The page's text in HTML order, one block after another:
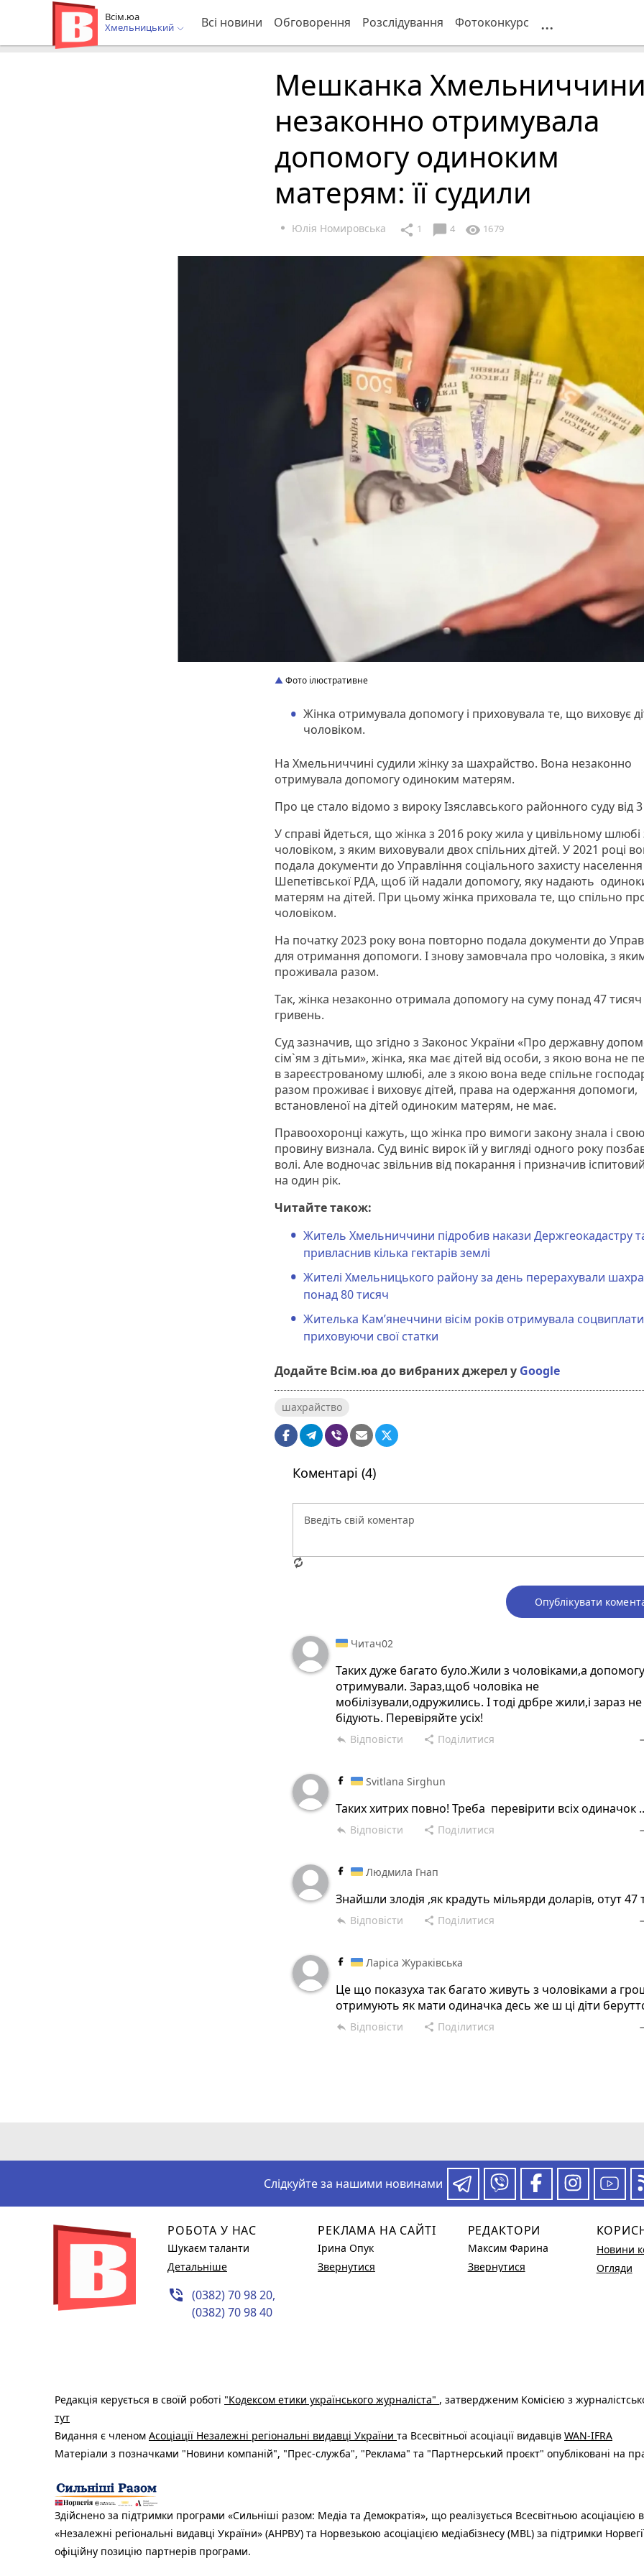
Всім.юа
Хмельницький
Всі новини Обговорення Розслідування Фотоконкурс ...
Мешканка
незаконно отримувала
допомогу одиноким
матерям: її судили
Юлія Номировська share 1 chat_bubble 4 visibility 1679
Фото ілюстративне
Жінка отримувала допомогу і приховувала те, що виховує
чоловіком.
На Хмельниччині судили жінку за шахрайство. Вона незаконно
отримувала допомогу одиноким матерям.
Про це стало відомо з вироку Ізяславського районного суду від
У справі йдеться, що жінка з 2016 року жила у цивільному шлюбі
чоловіком, з яким виховували двох спільних дітей. У 2021 році
подала документи до Управління соціального захисту населення
Шепетівської РДА, щоб їй надали допомогу, яку надають
матерям на дітей. При цьому жінка приховала те, що спільно
чоловіком.
На початку 2023 року вона повторно подала документи до
для отримання допомоги. І знову замовчала про чоловіка, з
проживала разом.
Так, жінка незаконно отримала допомогу на суму понад 47 тисяч
гривень.
Суд зазначив, що згідно з Законос України «Про державну
сім`ям з дітьми», жінка, яка має дітей від особи, з якою вона не
в зареєстрованому шлюбі, але з якою вона веде спільне
разом проживає і виховує дітей, права на одержання допомоги,
встановленої на дітей одиноким матерям, не має.
Правоохоронці кажуть, що жінка про вимоги закону знала і свою
провину визнала. Суд виніс вирок їй у вигляді одного року
волі. Але водночас звільнив від покарання і призначив
на один рік.
Читайте також:
Житель Хмельниччини підробив накази Держгеокадастру
привласнив кілька гектарів землі
Жителі Хмельницького району за день перерахували
понад 80 тисяч
Жителька Кам’янеччини вісім років отримувала
приховуючи свої статки
Додайте Всім.юа до вибраних джерел у Google
шахрайство
Коментарі (4)
Опублікувати
Читач02
Таких дуже багато було.Жили з чоловіками,а допомогу
отримували. Зараз,щоб чоловіка не
мобілізували,одружились. І тоді дрбре жили,і зараз не
бідують. Перевіряйте усіх!
reply Відповісти share Поділитися
Svitlana Sirghun
Таких хитрих повно! Треба перевірити всіх одиначок
reply Відповісти share Поділитися
Людмила Гнап
Знайшли злодія ,як крадуть мільярди доларів, отут 47
reply Відповісти share Поділитися
Ларіса Жураківська
Це що показуха так багато живуть з чоловіками а
отримують як мати одиначка десь же ш ці діти
reply Відповісти share Поділитися
Слідкуйте за нашими новинами
РОБОТА У НАС
Шукаєм таланти
Детальніше
phone_in_talk (0382) 70 98 20,
(0382) 70 98 40
РЕКЛАМА НА САЙТІ
Ірина Опук
Звернутися
РЕДАКТОРИ
Максим Фарина
Звернутися
Новини
Огляди
Редакція керується в своїй роботі "Кодексом етики українського журналіста" , затвердженим Комісією з
тут
Видання є членом Асоціації Незалежні регіональні видавці України та Всесвітньої асоціації видавців WAN-IFRA
Матеріали з позначками "Новини компаній", "Прес-служба", "Реклама" та "Партнерський проєкт" опубліковані на
Здійснено за підтримки програми «Сильніші разом: Медіа та Демократія», що реалізується Всесвітньою асоціацією
«Незалежні регіональні видавці України» (АНРВУ) та Норвезькою асоціацією медіабізнесу (MBL) за підтримки
офіційну позицію партнерів програми.